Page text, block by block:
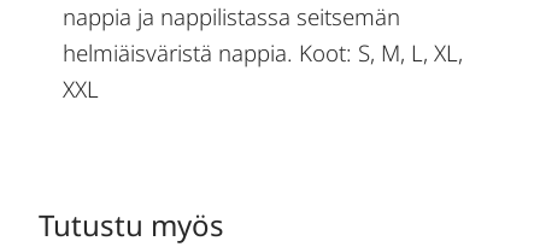
nappia ja nappilistassa seitsemän
helmiäisväristä nappia. Koot: S, M, L, XL,
XXL
Tutustu myös